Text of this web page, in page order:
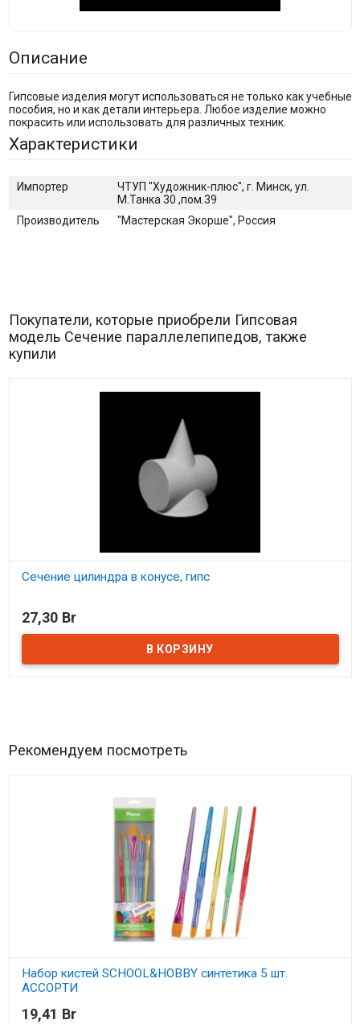
Описание
Гипсовые изделия могут использоваться не только как учебные
пособия, но и как детали интерьера. Любое изделие можно
покрасить или использовать для различных техник.
Характеристики
Импортер
ЧТУП "Художник-плюс", г. Минск, ул.
М.Танка 30 ,пом.39
Производитель
"Мастерская Экорше", Россия
Покупатели, которые приобрели Гипсовая
модель Сечение параллелепипедов, также
купили
Сечение цилиндра в конусе, гипс
27,30 Br
Рекомендуем посмотреть
Набор кистей SCHOOL&HOBBY синтетика 5 шт.
АССОРТИ
В наличии
19,41 Br